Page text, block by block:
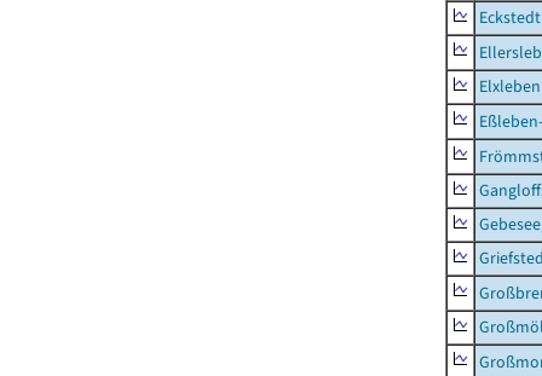
Eckstedt
Elxleben